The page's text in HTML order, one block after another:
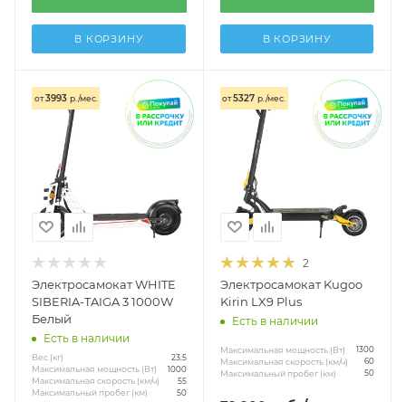
В КОРЗИНУ В КОРЗИНУ
от3993 р./мес.
Электросамокат WHITE
SIBERIA-TAIGA 3 1000W
Белый
Есть в наличии
Вес (кг) 23.5
Максимальная мощность (Вт) 1000
Максимальная скорость (км/ч) 55
Максимальный пробег (км) 50
от5327 р./мес.
2
Электросамокат Kugoo
Kirin LX9 Plus
Есть в наличии
Максимальная мощность (Вт) 1300
Максимальная скорость (км/ч) 60
Максимальный пробег (км) 50